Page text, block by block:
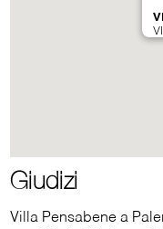
Giudizi
Villa Pensabene a